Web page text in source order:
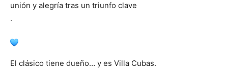
unión y alegría tras un triunfo clave
.
El clásico tiene dueño… y es Villa Cubas.